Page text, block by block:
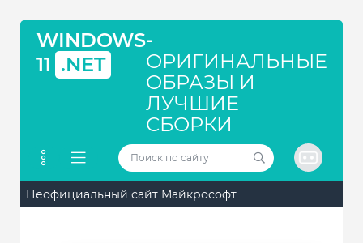
WINDOWS
11 .NET
-
ОРИГИНАЛЬНЫЕ
ОБРАЗЫ И
ЛУЧШИЕ
СБОРКИ
Неофициальный сайт Майкрософт